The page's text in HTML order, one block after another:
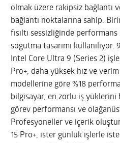
olmak üzere rakipsiz bağlantı
bağlantı noktalarına sahip.
fısıltı sessizliğinde
soğutma tasarımı kullanılıyor.
Intel Core Ultra 9 (Series 2)
Pro+, daha yüksek hız ve
modellerine göre %18
bilgisayar, en zorlu iş
görev performansı ve
Profesyoneller ve içerik
15 Pro+, ister günlük işlerle